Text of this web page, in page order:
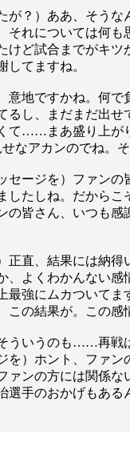
が？）ああ、そう
それについては何
けど試合までがキ
してますね。
意地ですかね。何
るし、まだまだ出
て……まあ盛り上が
なアカンのでね。
セージを）ファン
したしね。だから
の皆さん、いつも感
正直、結果には納
、よくわかんない
最強にムカついて
この結果が。この
ういうのも……再
を）ホント、ファ
ァンの方には関係
選手のおかげもあ